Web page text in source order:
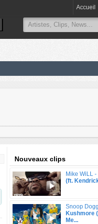
Accueil
Nouveaux clips
Mike WiLL -
(ft.
Snoop
Kushmore
Me...